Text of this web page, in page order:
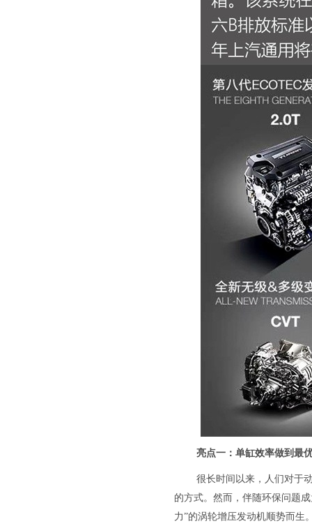
亮点一：单缸效率做到最
很长时间以来，人们对于
的方式。然而，伴随环保问题
力”的涡轮增压发动机顺势而生